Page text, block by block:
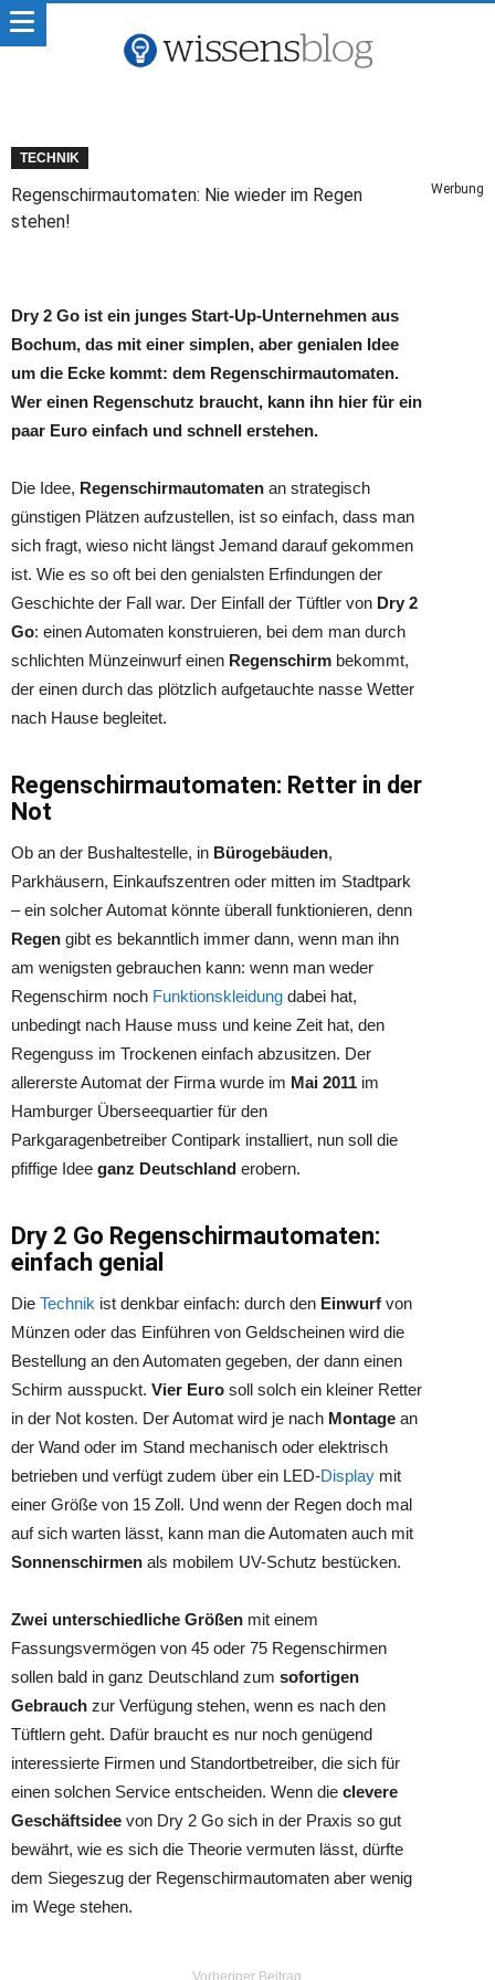
TECHNIK
Regenschirmautomaten: Nie wieder im Regen
stehen!
Werbung
Dry 2 Go ist ein junges Start-Up-Unternehmen aus
Bochum, das mit einer simplen, aber genialen Idee
um die Ecke kommt: dem Regenschirmautomaten.
Wer einen Regenschutz braucht, kann ihn hier für ein
paar Euro einfach und schnell erstehen.
Die Idee, Regenschirmautomaten an strategisch
günstigen Plätzen aufzustellen, ist so einfach, dass man
sich fragt, wieso nicht längst Jemand darauf gekommen
ist. Wie es so oft bei den genialsten Erfindungen der
Geschichte der Fall war. Der Einfall der Tüftler von Dry 2
Go: einen Automaten konstruieren, bei dem man durch
schlichten Münzeinwurf einen Regenschirm bekommt,
der einen durch das plötzlich aufgetauchte nasse Wetter
nach Hause begleitet.
Regenschirmautomaten: Retter in der
Not
Ob an der Bushaltestelle, in Bürogebäuden,
Parkhäusern, Einkaufszentren oder mitten im Stadtpark
– ein solcher Automat könnte überall funktionieren, denn
Regen gibt es bekanntlich immer dann, wenn man ihn
am wenigsten gebrauchen kann: wenn man weder
Regenschirm noch Funktionskleidung dabei hat,
unbedingt nach Hause muss und keine Zeit hat, den
Regenguss im Trockenen einfach abzusitzen. Der
allererste Automat der Firma wurde im Mai 2011 im
Hamburger Überseequartier für den
Parkgaragenbetreiber Contipark installiert, nun soll die
pfiffige Idee ganz Deutschland erobern.
Dry 2 Go Regenschirmautomaten:
einfach genial
Die Technik ist denkbar einfach: durch den Einwurf von
Münzen oder das Einführen von Geldscheinen wird die
Bestellung an den Automaten gegeben, der dann einen
Schirm ausspuckt. Vier Euro soll solch ein kleiner Retter
in der Not kosten. Der Automat wird je nach Montage an
der Wand oder im Stand mechanisch oder elektrisch
betrieben und verfügt zudem über ein LED-Display mit
einer Größe von 15 Zoll. Und wenn der Regen doch mal
auf sich warten lässt, kann man die Automaten auch mit
Sonnenschirmen als mobilem UV-Schutz bestücken.
Zwei unterschiedliche Größen mit einem
Fassungsvermögen von 45 oder 75 Regenschirmen
sollen bald in ganz Deutschland zum sofortigen
Gebrauch zur Verfügung stehen, wenn es nach den
Tüftlern geht. Dafür braucht es nur noch genügend
interessierte Firmen und Standortbetreiber, die sich für
einen solchen Service entscheiden. Wenn die clevere
Geschäftsidee von Dry 2 Go sich in der Praxis so gut
bewährt, wie es sich die Theorie vermuten lässt, dürfte
dem Siegeszug der Regenschirmautomaten aber wenig
im Wege stehen.
Vorheriger Beitrag